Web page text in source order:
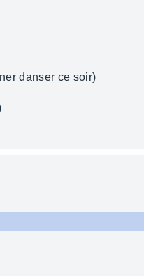
danser ce soir)